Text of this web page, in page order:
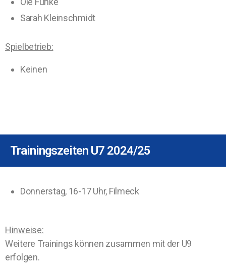
Sarah Kleinschmidt
Spielbetrieb:
Keinen
Trainingszeiten U7 2024/25
Donnerstag, 16-17 Uhr, Filmeck
Hinweise:
Weitere Trainings können zusammen mit der U9
erfolgen.